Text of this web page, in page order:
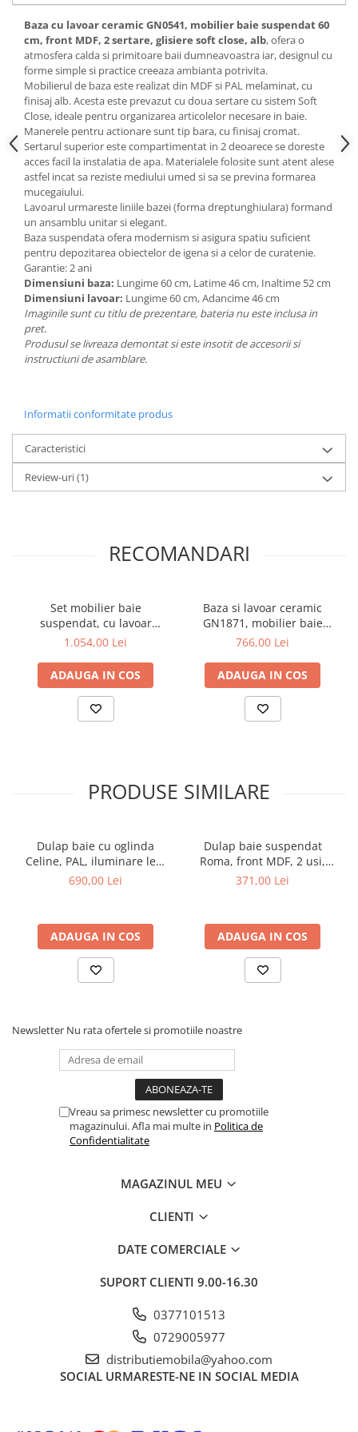
Mese gradinita
Scaune gradinita
Set mese si scaune gradinita
Mobilier copii
Mobila camera copii
Scaune birou pentru copii
Saltele patuturi copii
Paturi copii
Masa si scaune gradinita
Seturi comode living si dormitor
Baza cu lavoar ceramic GN0541, mobilier baie suspendat 60
cm, front MDF, 2 sertare, glisiere soft close, alb, ofera o
atmosfera calda si primitoare baii dumneavoastra iar, designul cu
forme simple si practice creeaza ambianta potrivita.
Mobilierul de baza este realizat din MDF si PAL melaminat, cu
finisaj alb. Acesta este prevazut cu doua sertare cu sistem Soft
Close, ideale pentru organizarea articolelor necesare in baie.
Manerele pentru actionare sunt tip bara, cu finisaj cromat.
Sertarul superior este compartimentat in 2 deoarece se doreste
acces facil la instalatia de apa. Materialele folosite sunt atent alese
astfel incat sa reziste mediului umed si sa se previna formarea
mucegaiului.
Lavoarul urmareste liniile bazei (forma dreptunghiulara) formand
un ansamblu unitar si elegant.
Baza suspendata ofera modernism si asigura spatiu suficient
pentru depozitarea obiectelor de igena si a celor de curatenie.
Garantie: 2 ani
Dimensiuni baza: Lungime 60 cm, Latime 46 cm, Inaltime 52 cm
Dimensiuni lavoar: Lungime 60 cm, Adancime 46 cm
Imaginile sunt cu titlu de prezentare, bateria nu este inclusa in
pret.
Produsul se livreaza demontat si este insotit de accesorii si
instructiuni de asamblare.
Informatii conformitate produs
Caracteristici
Review-uri(1)
RECOMANDARI
Set mobilier baie
suspendat, cu lavoar
ceramic, GN0541, front
glisiere soft close si oglinda
cu polita GN0671,
dreptunghiulara, PAL, alb
1.054,00 Lei
ADAUGA IN COS
Baza si lavoar ceramic
GN1871, mobilier baie
stativ 60 cm, front MDF, 1
cromate reglabile, alb
766,00 Lei
ADAUGA IN COS
PRODUSE SIMILARE
Dulap baie cu oglinda
Celine, PAL, iluminare led,
120 cm, 3 usi, 3 rafturi, soft
690,00 Lei
ADAUGA IN COS
Dulap baie suspendat
Roma, front MDF, 2 usi,
polita, 50 x 68 cm, alb
371,00 Lei
ADAUGA IN COS
Newsletter Nu rata ofertele si promotiile noastre
Vreau sa primesc newsletter cu promotiile
magazinului. Afla mai multe in Politica de
Confidentialitate
MAGAZINUL MEU
CLIENTI
DATE COMERCIALE
SUPORT CLIENTI 9.00-16.30
0377101513
0729005977
distributiemobila@yahoo.com
SOCIAL URMARESTE-NE IN SOCIAL MEDIA